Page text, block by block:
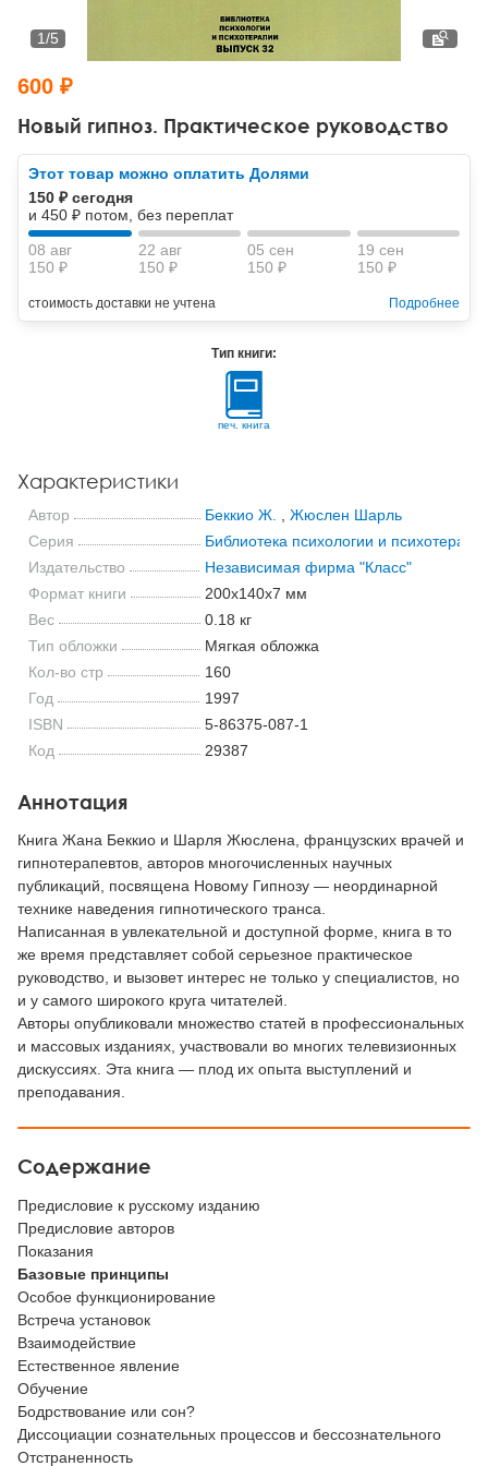
Тревожные расстройства, панические атаки
Другие направления психотерапии
Классический, эриксоновский гипноз и НЛП
НЛП
Психология труда и эргономика
Социальная психология
Социальная и организационная психология
Классический и юнгианский психоанализ
Новый гипноз. Практическое руководство
1/5
600 ₽
Этот товар можно оплатить Долями
150 ₽ сегодня
и 450 ₽ потом, без переплат
08 авг
150 ₽
22 авг
150 ₽
05 сен
150 ₽
19 сен
150 ₽
стоимость доставки не учтена Подробнее
Тип книги:
печ. книга
Характеристики
Автор Беккио Ж.
Жюслен Шарль
Серия
Библиотека психологии и
Издательство
Независимая фирма "Класс"
Формат книги
200x140x7 мм
Вес
0.18 кг
Тип обложки
Мягкая обложка
Кол-во стр
160
Год
1997
ISBN
5-86375-087-1
Код
29387
Аннотация
Книга Жана Беккио и Шарля Жюслена, французских врачей и
гипнотерапевтов, авторов многочисленных научных
публикаций, посвящена Новому Гипнозу — неординарной
технике наведения гипнотического транса.
Написанная в увлекательной и доступной форме, книга в то
же время представляет собой серьезное практическое
руководство, и вызовет интерес не только у специалистов, но
и у самого широкого круга читателей.
Авторы опубликовали множество статей в профессиональных
и массовых изданиях, участвовали во многих телевизионных
дискуссиях. Эта книга — плод их опыта выступлений и
преподавания.
Содержание
Предисловие к русскому изданию
Предисловие авторов
Показания
Базовые принципы
Особое функционирование
Встреча установок
Взаимодействие
Естественное явление
Обучение
Бодрствование или сон?
Диссоциации сознательных процессов и бессознательного
Отстраненность